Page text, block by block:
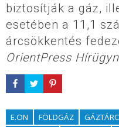
biztosítják a gáz,
esetében a 11,1
árcsökkentés
OrientPress
E.ON FÖLDGÁZ